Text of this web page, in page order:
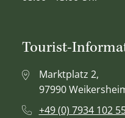
Tourist-
Marktplatz 2,
97990
+49 (0) 7934 102